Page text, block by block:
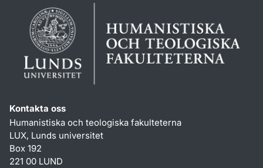
Kontakta oss
Humanistiska och teologiska fakulteterna
LUX, Lunds universitet
Box 192
221 00 LUND